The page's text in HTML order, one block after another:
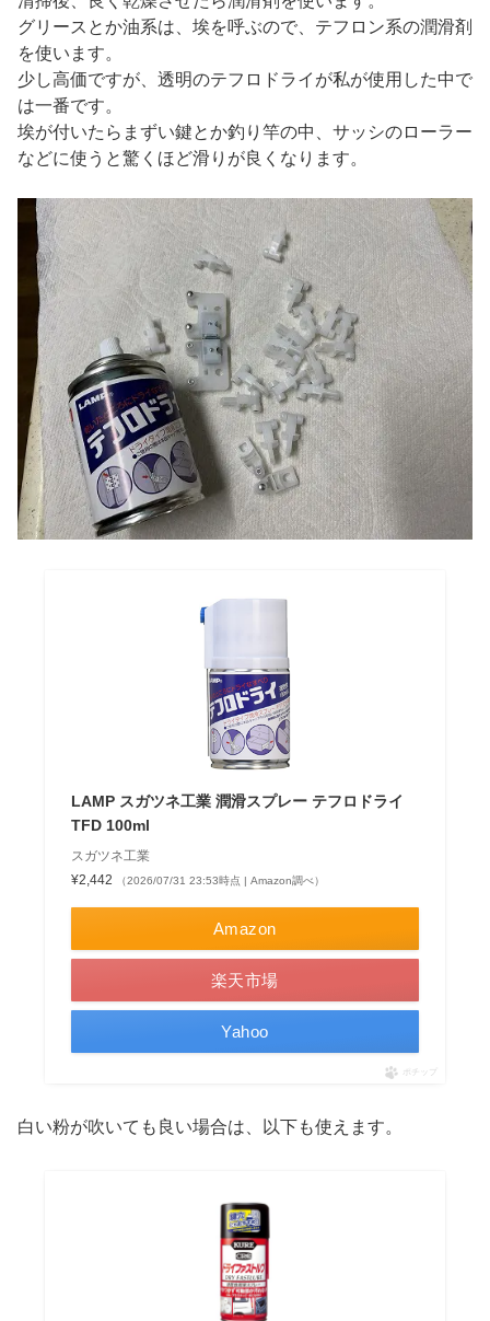
グリースとか油系は、埃を呼ぶので、テフロン系の潤滑剤
を使います。
少し高価ですが、透明のテフロドライが私が使用した中で
は一番です。
埃が付いたらまずい鍵とか釣り竿の中、サッシのローラー
などに使うと驚くほど滑りが良くなります。
LAMP スガツネ工業 潤滑スプレー テフロドライ
TFD 100ml
スガツネ工業
¥2,442
（2026/07/31 23:53時点 | Amazon調べ）
Amazon
楽天市場
Yahoo
ポチップ
白い粉が吹いても良い場合は、以下も使えます。